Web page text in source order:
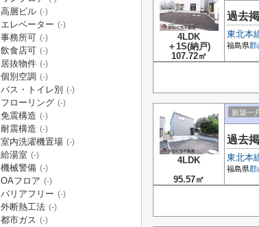
4LDK
＋1S(納戸)
107.72㎡
過去
東北本
福島県郡
4LDK
95.57㎡
新築一
過去
東北本
福島県郡
高層ビル (-)
エレベーター (-)
事務所可 (-)
飲食店可 (-)
居抜物件 (-)
個別空調 (-)
バス・トイレ別 (-)
フローリング (-)
免震構造 (-)
耐震構造 (-)
室内洗濯機置場 (-)
給湯室 (-)
機械警備 (-)
OAフロア (-)
バリアフリー (-)
外断熱工法 (-)
都市ガス (-)